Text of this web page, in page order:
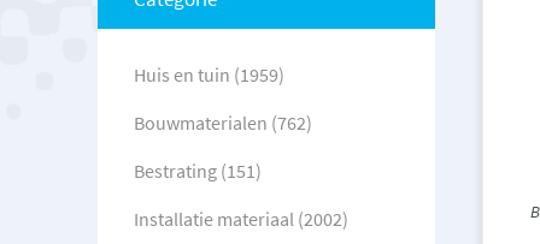
Huis en tuin (1959)
Bouwmaterialen (762)
Bestrating (151)
Installatie materiaal (2002)